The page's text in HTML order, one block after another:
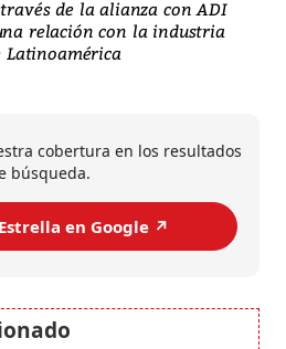
de la alianza con ADI
relación con la industria
cobertura en los resultados
búsqueda.
en Google ↗️